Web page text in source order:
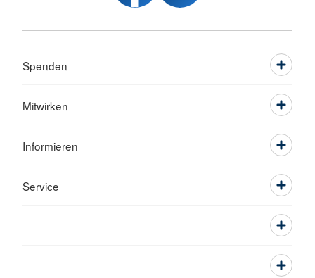
Spenden
Mitwirken
Informieren
Service